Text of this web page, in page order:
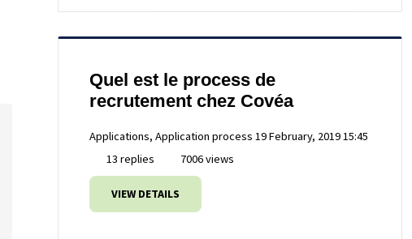
Quel est le process de
recrutement chez Covéa
Applications, Application process 19 February, 2019 15:45
13 replies
7006 views
VIEW DETAILS